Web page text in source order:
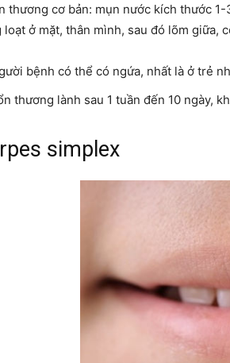
thương cơ bản: mụn nước kích thước
loạt ở mặt, thân mình, sau đó lõm giữa,
bệnh có thể có ngứa, nhất là ở trẻ
thương lành sau 1 tuần đến 10 ngày,
simplex